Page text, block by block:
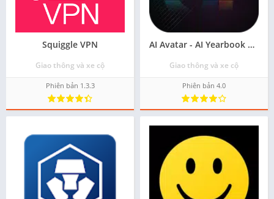
Squiggle VPN
Giao thông và xe cộ
Phiên bản 1.3.3
AI Avatar - AI Yearbook Photo
Giao thông và xe cộ
Phiên bản 4.0